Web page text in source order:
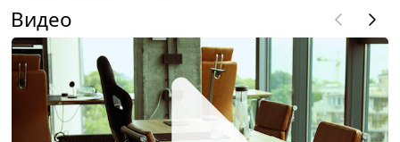
Видео